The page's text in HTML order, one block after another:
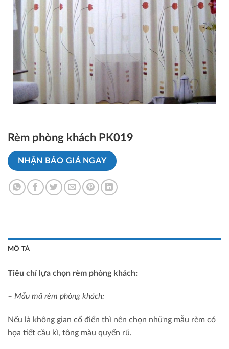
Rèm phòng khách PK019
NHẬN BÁO GIÁ NGAY
MÔ TẢ
Tiêu chí lựa chọn rèm phòng khách:
– Mẫu mã rèm phòng khách:
Nếu là không gian cổ điển thì nên chọn những mẫu rèm có
họa tiết cầu kì, tông màu quyến rũ.